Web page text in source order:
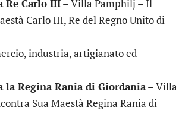
Re Carlo III– Villa Pamphilj – Il
Carlo III, Re del Regno Unito di
industria, artigianato ed
Regina Rania di Giordania– Villa
Sua Maestà Regina Rania di